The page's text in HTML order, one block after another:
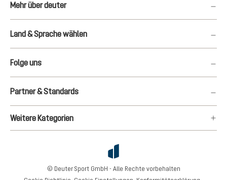
Mehr über deuter
Land & Sprache wählen
Folge uns
Partner & Standards
Weitere Kategorien
© Deuter Sport GmbH - Alle Rechte vorbehalten